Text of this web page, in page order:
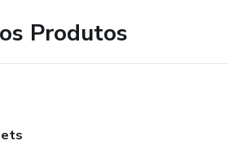
Produtos